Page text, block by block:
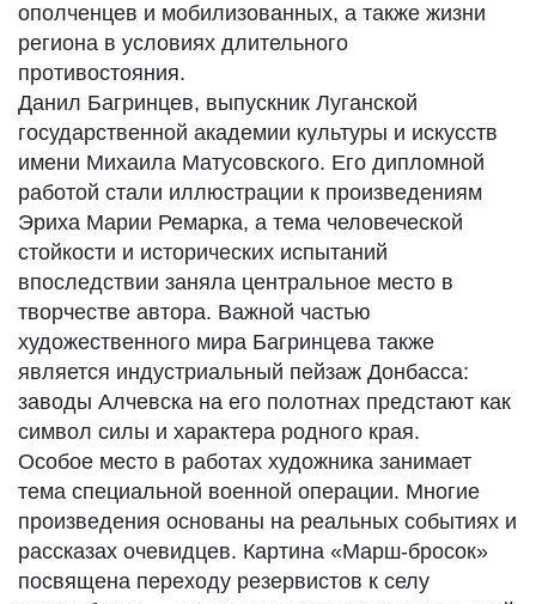
ополченцев и мобилизованных, а также жизни
региона в условиях длительного
противостояния.
Данил Багринцев, выпускник Луганской
государственной академии культуры и искусств
имени Михаила Матусовского. Его дипломной
работой стали иллюстрации к произведениям
Эриха Марии Ремарка, а тема человеческой
стойкости и исторических испытаний
впоследствии заняла центральное место в
творчестве автора. Важной частью
художественного мира Багринцева также
является индустриальный пейзаж Донбасса:
заводы Алчевска на его полотнах предстают как
символ силы и характера родного края.
Особое место в работах художника занимает
тема специальной военной операции. Многие
произведения основаны на реальных событиях и
рассказах очевидцев. Картина «Марш-бросок»
посвящена переходу резервистов к селу